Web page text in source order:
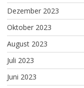
Dezember 2023
Oktober 2023
August 2023
Juli 2023
Juni 2023